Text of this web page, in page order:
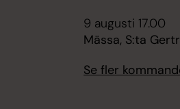
9 augusti 17.00
Mässa, S:ta
Se fler